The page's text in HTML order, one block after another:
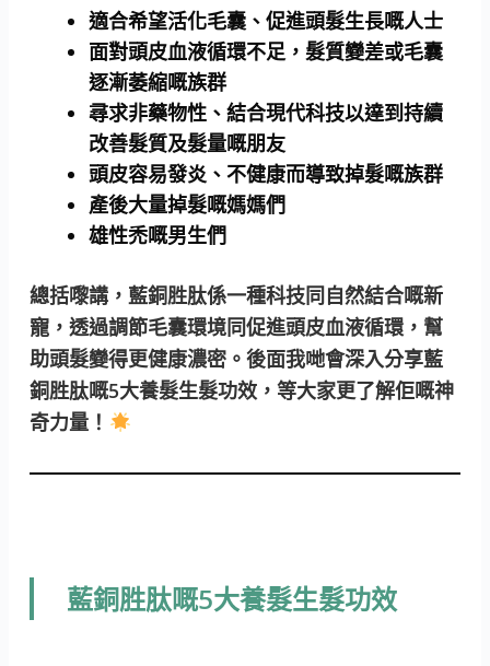
適合希望活化毛囊、促進頭髮生長嘅人士
面對頭皮血液循環不足，髮質變差或毛囊
逐漸萎縮嘅族群
尋求非藥物性、結合現代科技以達到持續
改善髮質及髮量嘅朋友
頭皮容易發炎、不健康而導致掉髮嘅族群
產後大量掉髮嘅媽媽們
雄性禿嘅男生們
總括嚟講，藍銅胜肽係一種科技同自然結合嘅新
寵，透過調節毛囊環境同促進頭皮血液循環，幫
助頭髮變得更健康濃密。後面我哋會深入分享藍
銅胜肽嘅5大養髮生髮功效，等大家更了解佢嘅神
奇力量！
藍銅胜肽嘅5大養髮生髮功效